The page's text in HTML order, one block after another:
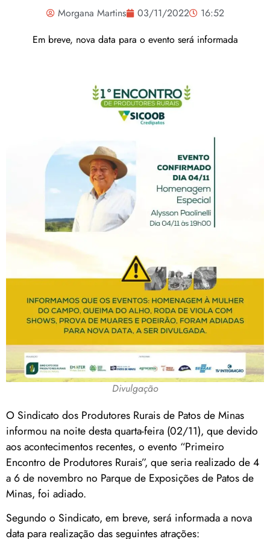
Morgana Martins 03/11/2022
16:52
Em breve, nova data para o evento será informada
Divulgação
O Sindicato dos Produtores Rurais de Patos de Minas
informou na noite desta quarta-feira (02/11), que devido
aos acontecimentos recentes, o evento “Primeiro
Encontro de Produtores Rurais”, que seria realizado de 4
a 6 de novembro no Parque de Exposições de Patos de
Minas, foi adiado.
Segundo o Sindicato, em breve, será informada a nova
data para realização das seguintes atrações: